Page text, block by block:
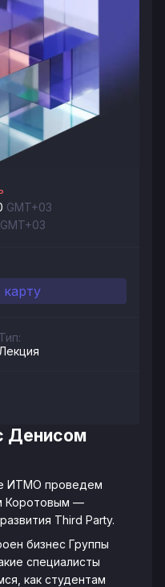
GMT+03
GMT+03
Тип:
Лекция
Денисом
ИТМО проведем
Коротовым —
Third Party.
бизнес Группы
специалисты
как студентам